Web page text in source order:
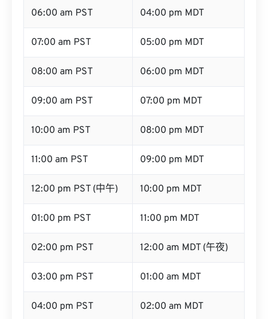
06:00 am PST 04:00 pm MDT
07:00 am PST 05:00 pm MDT
08:00 am PST 06:00 pm MDT
09:00 am PST 07:00 pm MDT
10:00 am PST 08:00 pm MDT
11:00 am PST 09:00 pm MDT
12:00 pm PST (中午) 10:00 pm MDT
01:00 pm PST 11:00 pm MDT
02:00 pm PST 12:00 am MDT (午夜)
03:00 pm PST 01:00 am MDT
04:00 pm PST 02:00 am MDT